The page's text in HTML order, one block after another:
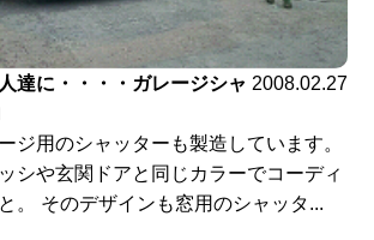
達に・・・・ガレージシャ 2008.02.27
ジ用のシャッターも製造しています。
シや玄関ドアと同じカラーでコーディ
。 そのデザインも窓用のシャッタ...